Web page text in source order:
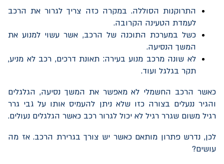
התרוקנות הסוללה. במקרה כזה צריך לגרור את הרכב
לעמדת הטעינה הקרובה.
כשל במערכת התוכנה של הרכב, אשר עשוי למנוע את
המשך הנסיעה.
לא שונה מרכב מנוע בעירה: תאונת דרכים, רכב לא מניע,
תקר בגלגל ועוד.
כאשר הרכב החשמלי לא מאפשר את המשך נסיעה, הגלגלים
והגיר ננעלים בצורה כזו שלא ניתן להעמיס אותו על גבי גרר
רגיל משום שגרר רגיל לא יכול לגרור רכב כאשר הגלגלים נעולים.
לכן, נדרש פתרון מותאם כאשר יש צורך בגרירת הרכב. אז מה
עושים?